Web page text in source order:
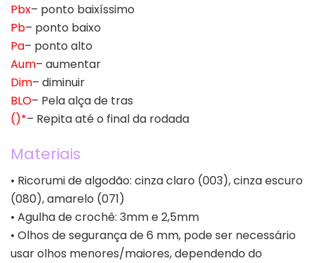
Pbx– ponto baixíssimo
Pb– ponto baixo
Pa– ponto alto
Aum– aumentar
Dim– diminuir
BLO– Pela alça de tras
()*– Repita até o final da rodada
Materiais
• Ricorumi de algodão: cinza claro (003), cinza escuro
(080), amarelo (071)
• Agulha de crochê: 3mm e 2,5mm
• Olhos de segurança de 6 mm, pode ser necessário
usar olhos menores/maiores, dependendo do